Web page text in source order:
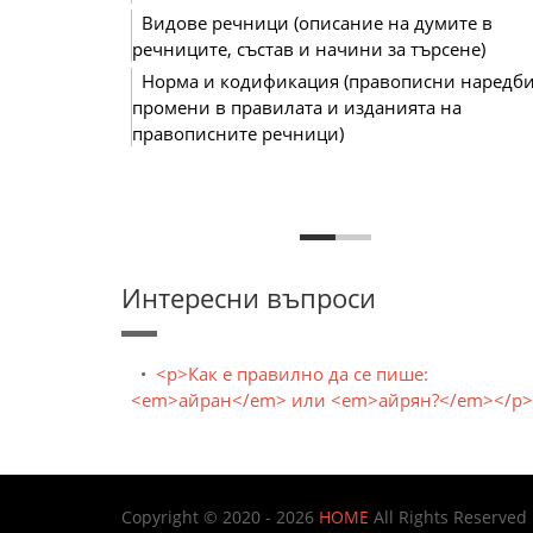
Видове речници (описание на думите в
речниците, състав и начини за търсене)
Норма и кодификация (правописни
промени в правилата и изданията на
правописните речници)
Интересни въпроси
<p>Как е правилно да се пише:
<em>айран</em> или <em>айрян?</em></p>
Copyright © 2020 - 2026 HOME All Rights Reserved